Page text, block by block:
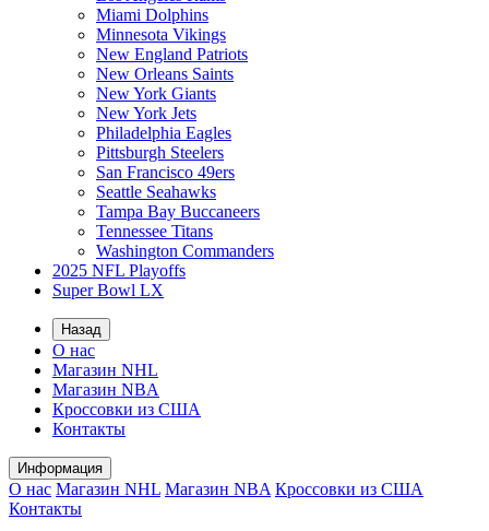
Miami Dolphins
Minnesota Vikings
New England Patriots
New Orleans Saints
New York Giants
New York Jets
Philadelphia Eagles
Pittsburgh Steelers
San Francisco 49ers
Seattle Seahawks
Tampa Bay Buccaneers
Tennessee Titans
Washington Commanders
2025 NFL Playoffs
Super Bowl LX
Назад
О нас
Магазин NHL
Магазин NBA
Кроссовки из США
Контакты
Информация
О нас Магазин NHL Магазин NBA Кроссовки из США
Контакты